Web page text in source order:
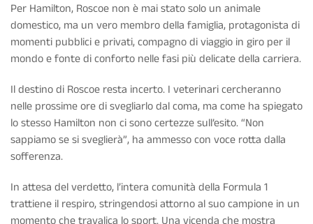
Per Hamilton, Roscoe non è mai stato solo un animale
domestico, ma un vero membro della famiglia, protagonista di
momenti pubblici e privati, compagno di viaggio in giro per il
mondo e fonte di conforto nelle fasi più delicate della carriera.
Il destino di Roscoe resta incerto. I veterinari cercheranno
nelle prossime ore di svegliarlo dal coma, ma come ha spiegato
lo stesso Hamilton non ci sono certezze sull’esito. “Non
sappiamo se si sveglierà”, ha ammesso con voce rotta dalla
sofferenza.
In attesa del verdetto, l’intera comunità della Formula 1
trattiene il respiro, stringendosi attorno al suo campione in un